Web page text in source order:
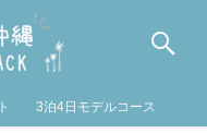
3泊4日モデルコース